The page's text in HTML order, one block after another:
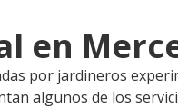
en
por jardineros
algunos de los